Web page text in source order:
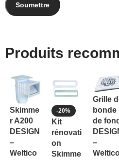
Produits
Skimme
r A200
DESIGN
–
Weltico
-20%
Kit
rénovati
on
Skimme
Grille
bonde
de fond
–